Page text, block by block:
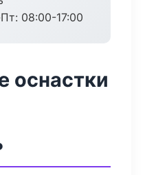
08:00-17:00
оснастки